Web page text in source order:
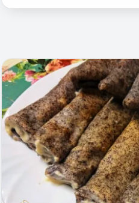
pohárdesszertn...